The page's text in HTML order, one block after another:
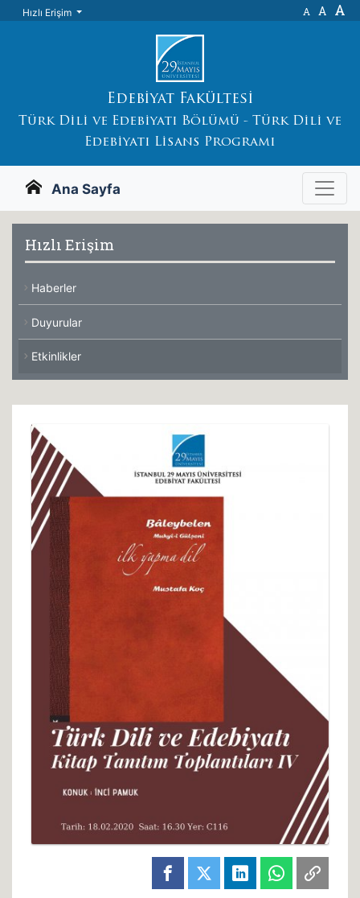
Hızlı Erişim A A A
Edebiyat Fakültesi
Türk Dili ve Edebiyatı Bölümü - Türk Dili ve
Edebiyatı Lisans Programı
Ana Sayfa
Hızlı Erişim
Haberler
Duyurular
Etkinlikler